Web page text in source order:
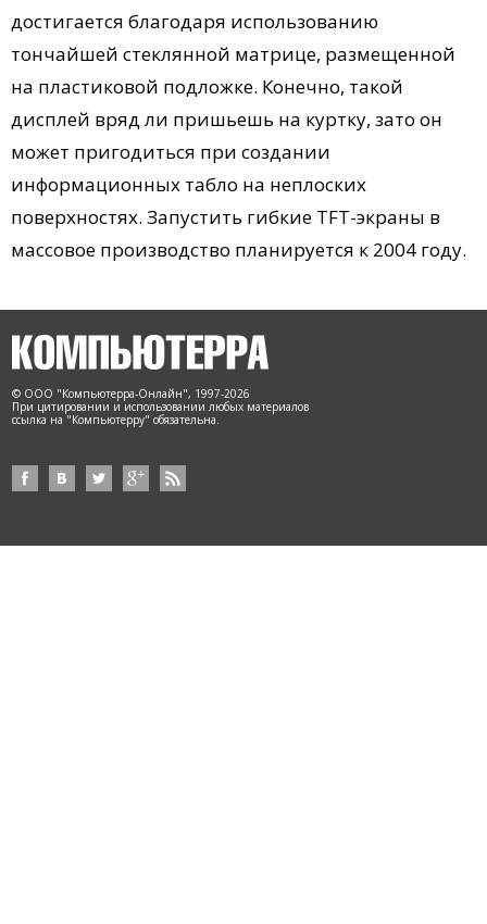
достигается благодаря использованию
тончайшей стеклянной матрице, размещенной
на пластиковой подложке. Конечно, такой
дисплей вряд ли пришьешь на куртку, зато он
может пригодиться при создании
информационных табло на неплоских
поверхностях. Запустить гибкие TFT-экраны в
массовое производство планируется к 2004 году.
© ООО "Компьютерра-Онлайн", 1997-2026
При цитировании и использовании любых материалов
ссылка на "Компьютерру" обязательна.